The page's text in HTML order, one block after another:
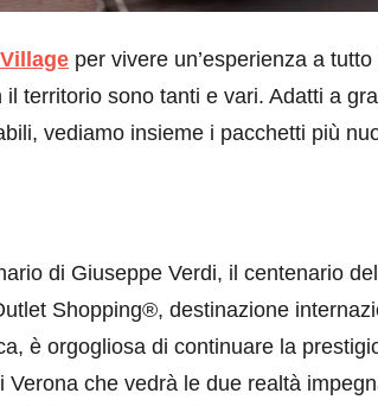
per vivere un’esperienza a
il territorio sono tanti e vari. Adatti a
vediamo insieme i pacchetti più
di Giuseppe Verdi, il centenario
Shopping®, destinazione
è orgogliosa di continuare la
Verona che vedrà le due realtà